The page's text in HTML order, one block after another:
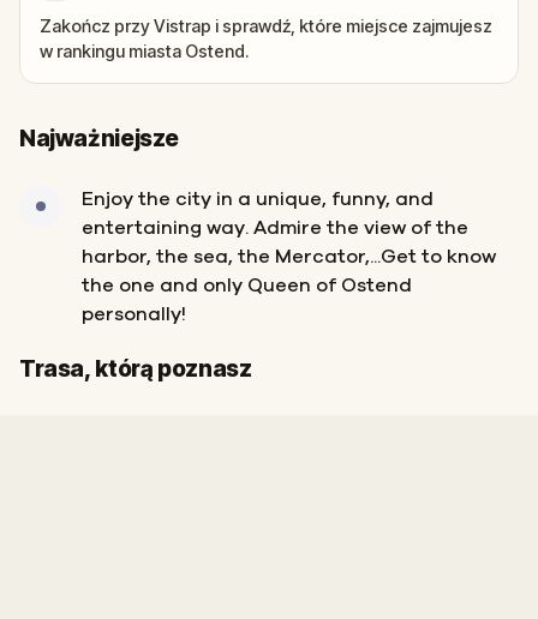
Zakończ przy Vistrap i sprawdź, które miejsce zajmujesz
w rankingu miasta Ostend.
Najważniejsze
Enjoy the city in a unique, funny, and
entertaining way. Admire the view of the
harbor, the sea, the Mercator,...Get to know
the one and only Queen of Ostend
personally!
Trasa, którą poznasz
Start
Meta